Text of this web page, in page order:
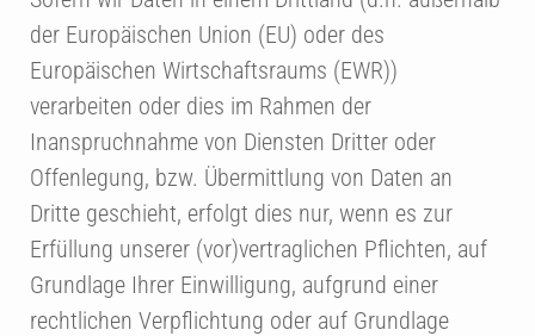
der Europäischen Union (EU) oder des
Europäischen Wirtschaftsraums (EWR))
verarbeiten oder dies im Rahmen der
Inanspruchnahme von Diensten Dritter oder
Offenlegung, bzw. Übermittlung von Daten an
Dritte geschieht, erfolgt dies nur, wenn es zur
Erfüllung unserer (vor)vertraglichen Pflichten, auf
Grundlage Ihrer Einwilligung, aufgrund einer
rechtlichen Verpflichtung oder auf Grundlage